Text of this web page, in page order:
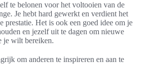
te belonen voor het voltooien van de
Je hebt hard gewerkt en verdient het
prestatie. Het is ook een goed idee om je
en jezelf uit te dagen om nieuwe
je wilt bereiken.
om anderen te inspireren en aan te